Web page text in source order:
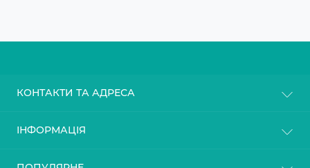
КОНТАКТИ ТА АДРЕСА
ІНФОРМАЦІЯ